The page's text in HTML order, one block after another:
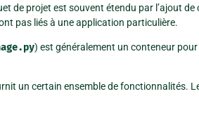
de projet est souvent étendu par l’ajout de
pas liés à une application particulière.
) est généralement un conteneur
un certain ensemble de fonctionnalités.